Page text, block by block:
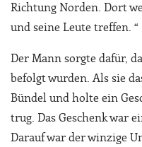
Richtung Norden. Dort
und seine Leute treffen. “
Der Mann sorgte dafür,
befolgt wurden. Als sie
Bündel und holte ein
trug. Das Geschenk war
Darauf war der winzige